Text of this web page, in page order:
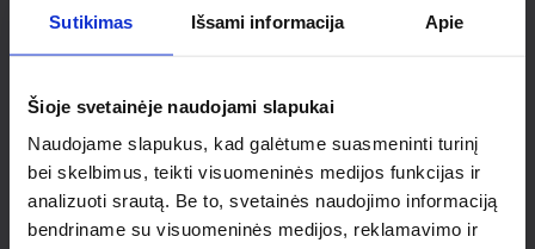
Sutikimas Išsami informacija Apie
Šioje svetainėje naudojami slapukai
Naudojame slapukus, kad galėtume suasmeninti turinį
bei skelbimus, teikti visuomeninės medijos funkcijas ir
analizuoti srautą. Be to, svetainės naudojimo informaciją
bendriname su visuomeninės medijos, reklamavimo ir
Ieškai
individualaus
sprendimo?
Susisiek su mumis dėl